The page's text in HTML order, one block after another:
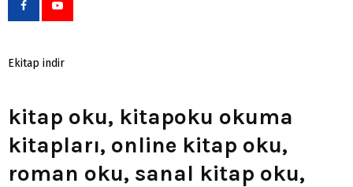
Ekitap indir
kitap oku, kitapoku okuma
kitapları, online kitap oku,
roman oku, sanal kitap oku,